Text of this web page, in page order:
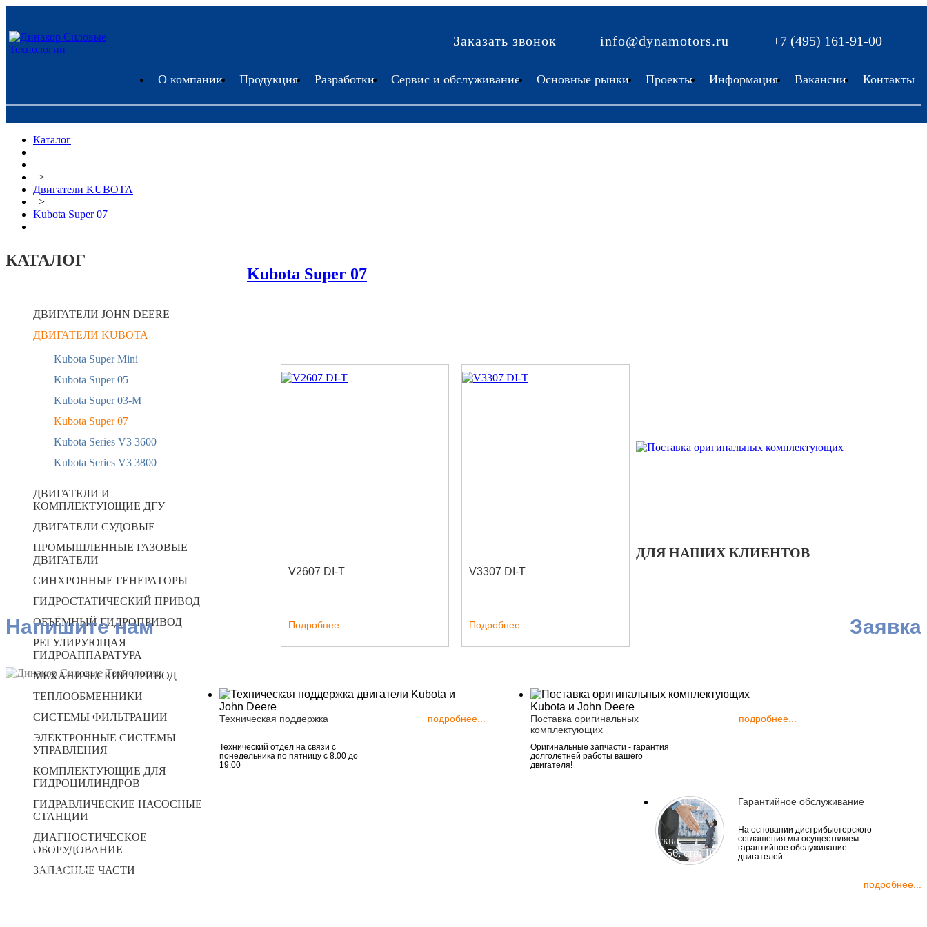
+7 (495) 161-91-00
info@dynamotors.ru
Заказать звонок
О компании Продукция Разработки Сервис и обслуживание Основные рынки Проекты Информация Вакансии Контакты
Каталог
>
Двигатели KUBOTA
>
Kubota Super 07
КАТАЛОГ
ДВИГАТЕЛИ JOHN DEERE
ДВИГАТЕЛИ KUBOTA
Kubota Super Mini
Kubota Super 05
Kubota Super 03-M
Kubota Super 07
Kubota Series V3 3600
Kubota Series V3 3800
ДВИГАТЕЛИ И
КОМПЛЕКТУЮЩИЕ ДГУ
ДВИГАТЕЛИ СУДОВЫЕ
ПРОМЫШЛЕННЫЕ ГАЗОВЫЕ
ДВИГАТЕЛИ
СИНХРОННЫЕ ГЕНЕРАТОРЫ
ГИДРОСТАТИЧЕСКИЙ ПРИВОД
ОБЪЁМНЫЙ ГИДРОПРИВОД
РЕГУЛИРУЮЩАЯ
ГИДРОАППАРАТУРА
МЕХАНИЧЕСКИЙ ПРИВОД
ТЕПЛООБМЕННИКИ
СИСТЕМЫ ФИЛЬТРАЦИИ
ЭЛЕКТРОННЫЕ СИСТЕМЫ
УПРАВЛЕНИЯ
КОМПЛЕКТУЮЩИЕ ДЛЯ
ГИДРОЦИЛИНДРОВ
ГИДРАВЛИЧЕСКИЕ НАСОСНЫЕ
СТАНЦИИ
ДИАГНОСТИЧЕСКОЕ
ОБОРУДОВАНИЕ
ЗАПАСНЫЕ ЧАСТИ
Kubota Super 07
V2607 DI-T
Подробнее
V3307 DI-T
Подробнее
ДЛЯ НАШИХ КЛИЕНТОВ
Техническая поддержка
Технический отдел на связи с
понедельника по пятницу с 8.00 до
19.00
подробнее...
Поставка оригинальных
комплектующих
Оригинальные запчасти - гарантия
долголетней работы вашего
двигателя!
подробнее...
Гарантийное обслуживание
На основании дистрибьюторского
соглашения мы осуществляем
гарантийное обслуживание
двигателей...
подробнее...
Напишите нам Заявка
Все предложения
John Deere
111123, Россия, г. Москва,
шоссе Энтузиастов, д. 56, стр. 10